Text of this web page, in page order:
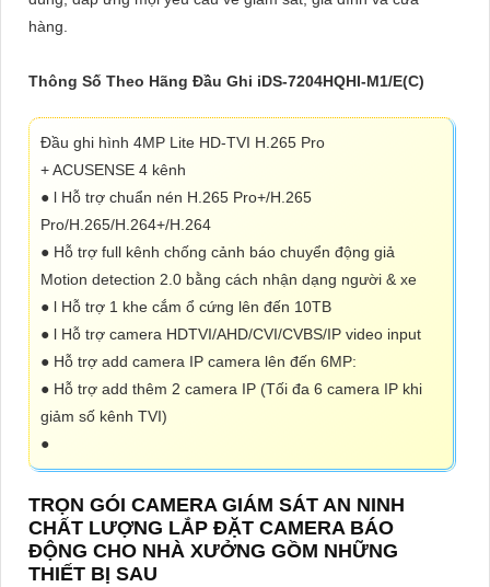
hàng.
Thông Số Theo Hãng Đầu Ghi iDS-7204HQHI-M1/E(C)
Đầu ghi hình 4MP Lite HD-TVI H.265 Pro
+ ACUSENSE 4 kênh
● l Hỗ trợ chuẩn nén H.265 Pro+/H.265
Pro/H.265/H.264+/H.264
● Hỗ trợ full kênh chống cảnh báo chuyển động giả
Motion detection 2.0 bằng cách nhận dạng người & xe
● l Hỗ trợ 1 khe cắm ổ cứng lên đến 10TB
● l Hỗ trợ camera HDTVI/AHD/CVI/CVBS/IP video input
● Hỗ trợ add camera IP camera lên đến 6MP:
● Hỗ trợ add thêm 2 camera IP (Tối đa 6 camera IP khi
giảm số kênh TVI)
●
TRỌN GÓI CAMERA GIÁM SÁT AN NINH
CHẤT LƯỢNG LẮP ĐẶT CAMERA BÁO
ĐỘNG CHO NHÀ XƯỞNG GỒM NHỮNG
THIẾT BỊ SAU